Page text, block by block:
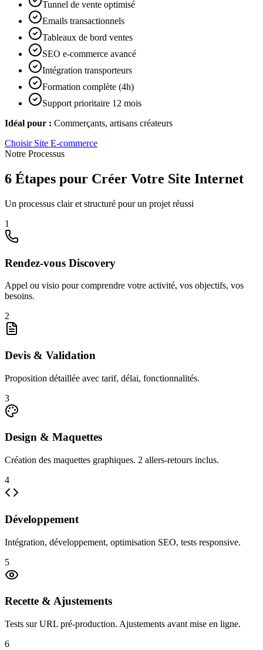
Tunnel de vente optimisé
Emails transactionnels
Tableaux de bord ventes
SEO e-commerce avancé
Intégration transporteurs
Formation complète (4h)
Support prioritaire 12 mois
Idéal pour : Commerçants, artisans créateurs
Choisir Site E-commerce
Notre Processus
6 Étapes pour Créer Votre Site Internet
Un processus clair et structuré pour un projet réussi
1
Rendez-vous Discovery
Appel ou visio pour comprendre votre activité, vos objectifs, vos
besoins.
2
Devis & Validation
Proposition détaillée avec tarif, délai, fonctionnalités.
3
Design & Maquettes
Création des maquettes graphiques. 2 allers-retours inclus.
4
Développement
Intégration, développement, optimisation SEO, tests responsive.
5
Recette & Ajustements
Tests sur URL pré-production. Ajustements avant mise en ligne.
6